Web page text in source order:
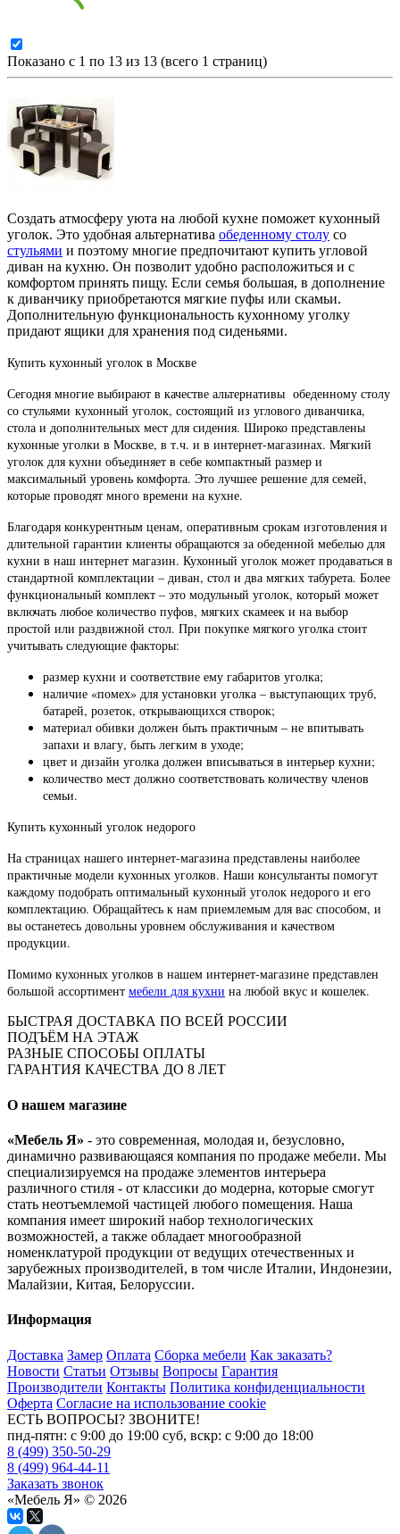
Показано с 1 по 13 из 13 (всего 1 страниц)
Создать атмосферу уюта на любой кухне поможет кухонный
уголок. Это удобная альтернатива обеденному столу со
стульями и поэтому многие предпочитают купить угловой
диван на кухню. Он позволит удобно расположиться и с
комфортом принять пищу. Если семья большая, в дополнение
к диванчику приобретаются мягкие пуфы или скамьи.
Дополнительную функциональность кухонному уголку
придают ящики для хранения под сиденьями.
Купить кухонный уголок в Москве
Сегодня многие выбирают в качестве альтернативы обеденному столу
со стульями кухонный уголок, состоящий из углового диванчика,
стола и дополнительных мест для сидения. Широко представлены
кухонные уголки в Москве, в т.ч. и в интернет-магазинах. Мягкий
уголок для кухни объединяет в себе компактный размер и
максимальный уровень комфорта. Это лучшее решение для семей,
которые проводят много времени на кухне.
Благодаря конкурентным ценам, оперативным срокам изготовления и
длительной гарантии клиенты обращаются за обеденной мебелью для
кухни в наш интернет магазин. Кухонный уголок может продаваться в
стандартной комплектации – диван, стол и два мягких табурета. Более
функциональный комплект – это модульный уголок, который может
включать любое количество пуфов, мягких скамеек и на выбор
простой или раздвижной стол. При покупке мягкого уголка стоит
учитывать следующие факторы:
размер кухни и соответствие ему габаритов уголка;
наличие «помех» для установки уголка – выступающих труб,
батарей, розеток, открывающихся створок;
материал обивки должен быть практичным – не впитывать
запахи и влагу, быть легким в уходе;
цвет и дизайн уголка должен вписываться в интерьер кухни;
количество мест должно соответствовать количеству членов
семьи.
Купить кухонный уголок недорого
На страницах нашего интернет-магазина представлены наиболее
практичные модели кухонных уголков. Наши консультанты помогут
каждому подобрать оптимальный кухонный уголок недорого и его
комплектацию. Обращайтесь к нам приемлемым для вас способом, и
вы останетесь довольны уровнем обслуживания и качеством
продукции.
Помимо кухонных уголков в нашем интернет-магазине представлен
большой ассортимент мебели для кухни на любой вкус и кошелек.
БЫСТРАЯ ДОСТАВКА ПО ВСЕЙ РОССИИ
ПОДЪЁМ НА ЭТАЖ
РАЗНЫЕ СПОСОБЫ ОПЛАТЫ
ГАРАНТИЯ КАЧЕСТВА ДО 8 ЛЕТ
О нашем магазине
«Мебель Я» - это современная, молодая и, безусловно,
динамично развивающаяся компания по продаже мебели. Мы
специализируемся на продаже элементов интерьера
различного стиля - от классики до модерна, которые смогут
стать неотъемлемой частицей любого помещения. Наша
компания имеет широкий набор технологических
возможностей, а также обладает многообразной
номенклатурой продукции от ведущих отечественных и
зарубежных производителей, в том числе Италии, Индонезии,
Малайзии, Китая, Белоруссии.
Информация
Доставка Замер Оплата Сборка мебели Как заказать?
Новости Статьи Отзывы Вопросы Гарантия
Производители Контакты Политика конфиденциальности
Оферта Согласие на использование cookie
ЕСТЬ ВОПРОСЫ? ЗВОНИТЕ!
пнд-пятн: с 9:00 до 19:00 суб, вскр: с 9:00 до 18:00
8 (499) 350-50-29
8 (499) 964-44-11
Заказать звонок
«Мебель Я» © 2026